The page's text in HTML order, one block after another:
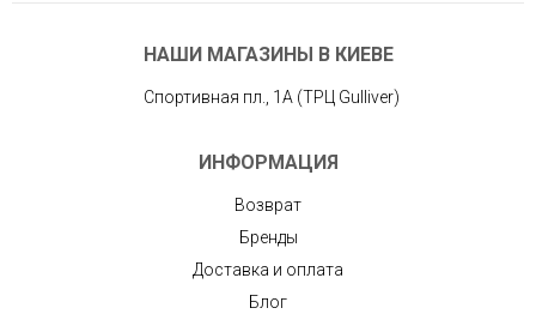
НАШИ МАГАЗИНЫ В КИЕВЕ
Спортивная пл., 1А (ТРЦ Gulliver)
ИНФОРМАЦИЯ
Возврат
Бренды
Доставка и оплата
Блог